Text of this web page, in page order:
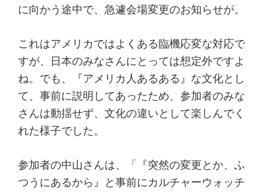
に向かう途中で、急遽会場変更のお知らせが。
これはアメリカではよくある臨機応変な対応で
すが、日本のみなさんにとっては想定外ですよ
ね。でも、『アメリカ人あるある』な文化とし
て、事前に説明してあったため、参加者のみな
さんは動揺せず、文化の違いとして楽しんでく
れた様子でした。
参加者の中山さんは、「『突然の変更とか、ふ
つうにあるから』と事前にカルチャーウォッチ